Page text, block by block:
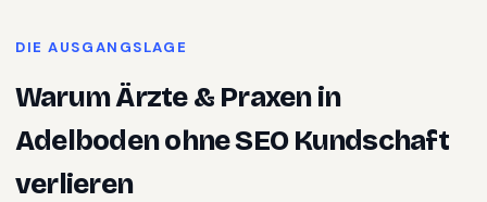
DIE AUSGANGSLAGE
WarumÄrzte & Praxenin
Adelbodenohne SEO Kundschaft
verlieren